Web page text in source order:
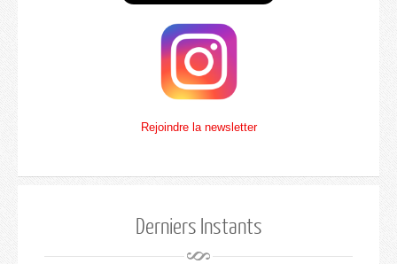
Rejoindre la newsletter
Derniers Instants